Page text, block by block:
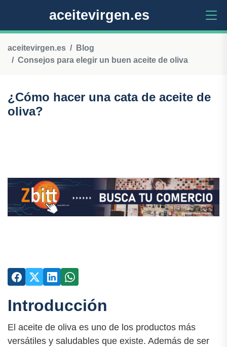
aceitevirgen.es
aceitevirgen.es
Blog
Consejos para elegir un buen aceite de oliva
¿Cómo hacer una cata de aceite de
oliva?
Introducción
El aceite de oliva es uno de los productos más
versátiles y saludables que existe. Además de ser